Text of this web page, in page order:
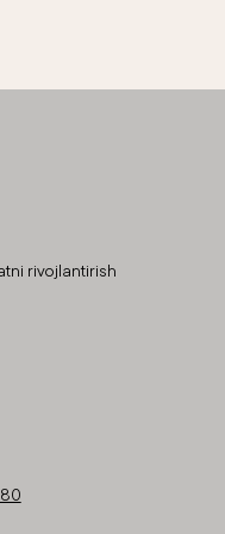
rivojlantirish